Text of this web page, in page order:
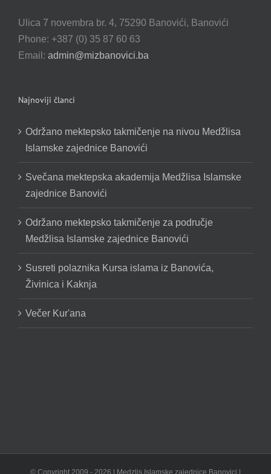
Ulica 7 novembra br. 4, 75290 Banovići, Banovići
Phone: +387 (0) 35 87 60 63
Email: admin@mizbanovici.ba
Najnoviji članci
Održano mektepsko takmičenje na nivou Medžlisa
Islamske zajednice Banovići
Svečana mektepska akademija Medžlisa Islamske
zajednice Banovići
Održano mektepsko takmičenje za područje
Medžlisa Islamske zajednice Banovići
Susreti polaznika Kursa islama iz Banovića,
Živinica i Kaknja
Večer Kur'ana
© Copyright 2009 - 2026 | Medzlis Islamske zajednice Banovici |